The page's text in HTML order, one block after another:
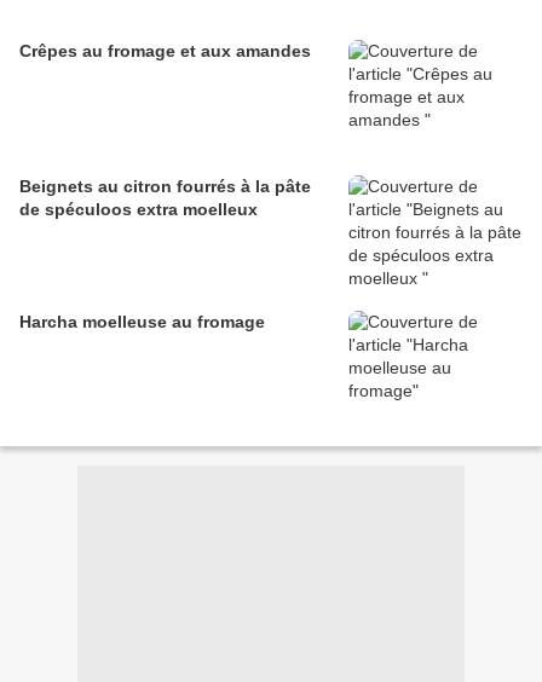
Crêpes au fromage et aux amandes
Beignets au citron fourrés à la pâte
de spéculoos extra moelleux
Harcha moelleuse au fromage